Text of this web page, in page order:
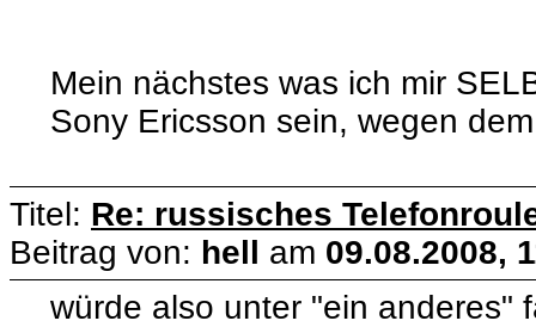
Mein nächstes was ich mir
Sony Ericsson sein, wegen
Titel: Re: russisches
Beitrag von: hell am 09.08.2008,
würde also unter "ein anderes"